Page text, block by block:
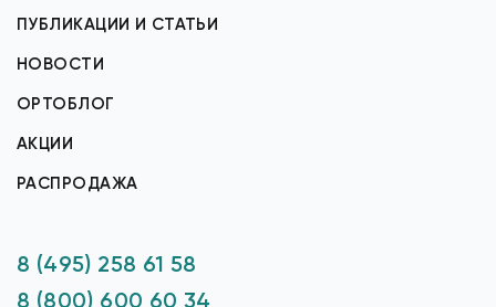
ПУБЛИКАЦИИ И СТАТЬИ
НОВОСТИ
ОРТОБЛОГ
АКЦИИ
РАСПРОДАЖА
8 (495) 258 61 58
8 (800) 600 60 34